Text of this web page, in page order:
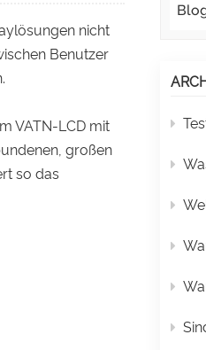
Was
Sind
nicht
Benutzer
VATN-LCD mit
großen
so das